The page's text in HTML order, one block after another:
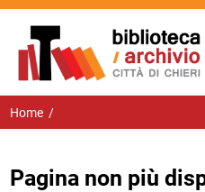
Home /
Pagina non più